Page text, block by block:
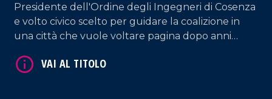
Presidente dell'Ordine degli Ingegneri di Cosenza
e volto civico scelto per guidare la coalizione in
una città che vuole voltare pagina dopo anni
scopriamo le sue idee ed il suo progetto per